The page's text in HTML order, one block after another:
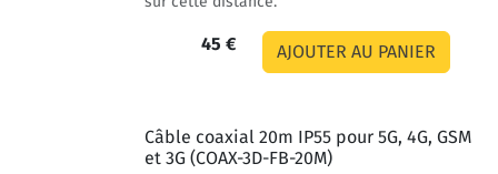
45 €
Câble coaxial 20m IP55 pour 5G, 4G, GSM
et 3G (COAX-3D-FB-20M)